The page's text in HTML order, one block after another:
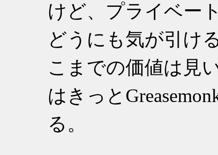
けど、プライベー
どうにも気が引け
こまでの価値は見
はきっと
る。